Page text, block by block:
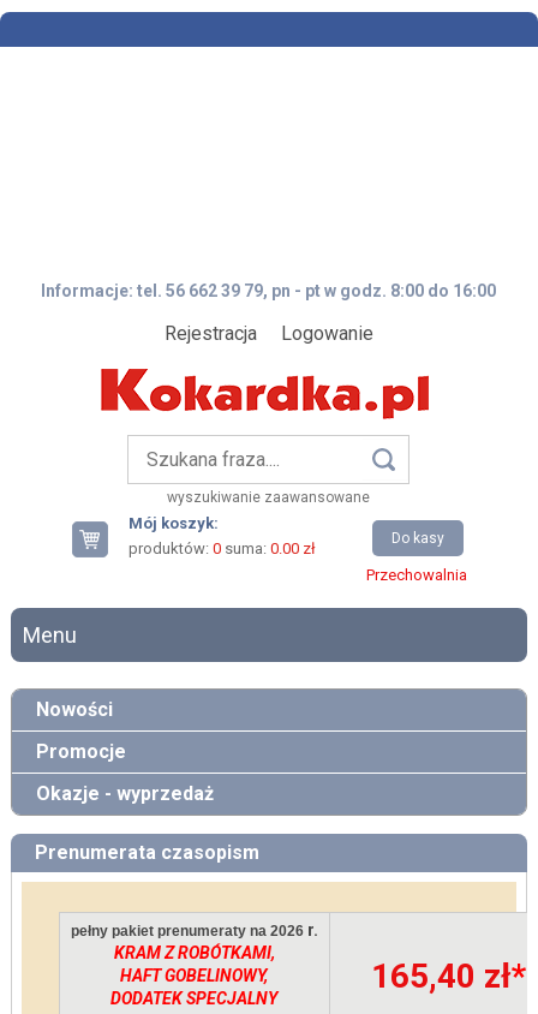
Informacje: tel. 56 662 39 79, pn - pt w godz. 8:00 do 16:00
Rejestracja Logowanie
wyszukiwanie zaawansowane
Mój koszyk:
produktów: 0suma: 0.00 zł
Do kasy
Przechowalnia
Menu
Nowości
Promocje
Okazje - wyprzedaż
Prenumerata czasopism
pełny pakiet prenumeraty na 2026r.
KRAM Z ROBÓTKAMI,
HAFT GOBELINOWY,
DODATEK SPECJALNY
165,40 zł*